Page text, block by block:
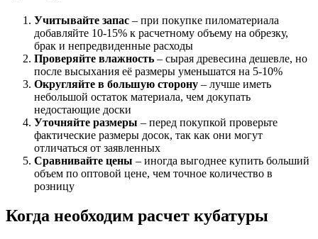
Учитывайте запас – при покупке пиломатериала
добавляйте 10-15% к расчетному объему на обрезку,
брак и непредвиденные расходы
Проверяйте влажность – сырая древесина дешевле, но
после высыхания её размеры уменьшатся на 5-10%
Округляйте в большую сторону – лучше иметь
небольшой остаток материала, чем докупать
недостающие доски
Уточняйте размеры – перед покупкой проверьте
фактические размеры досок, так как они могут
отличаться от заявленных
Сравнивайте цены – иногда выгоднее купить больший
объем по оптовой цене, чем точное количество в
розницу
Когда необходим расчет кубатуры